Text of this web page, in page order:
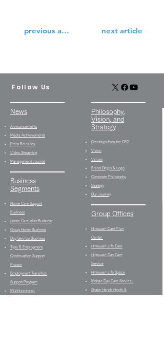
previous article next article
Follow Us
News
Announcements
Media Achievements
Press Releases
Video Streaming
Management Journal
Business
Segments
Home Care Support
Business
Home Care Visit Business
Group Home Business
Day Service Business
Type B Employment
Continuation Support
Proram
Employment Transition
Support Program
Multifunctional
Philosophy,
Vision, and
Strategy
Greetings from the CEO
Vision
Values
Brand Origin & Logo
Corporate Philosophy
Strategy
Our Journey
Group Offices
Himawari Care Plan
Center
Himawari Life Care
Himawari Day Care
Service
Himawari Life Space
Mebae Day Care Service
Shake Hands Heath &